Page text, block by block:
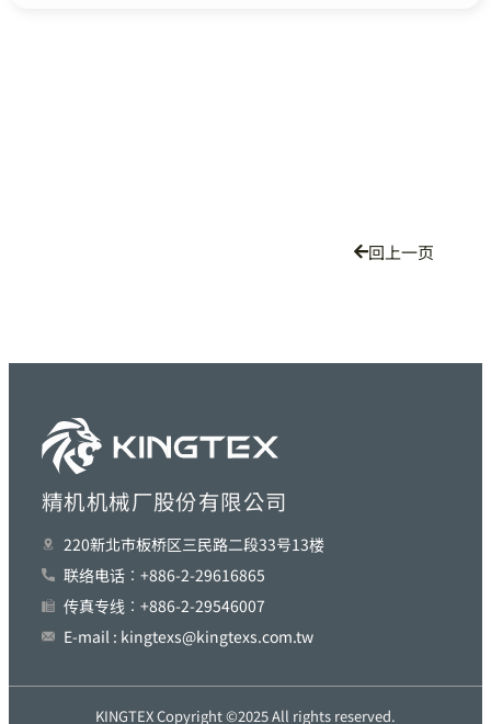
回上一页
精机机械厂股份有限公司
220新北巿板桥区三民路二段33号13楼
联络电话︰+886-2-29616865
传真专线︰+886-2-29546007
E-mail : kingtexs@kingtexs.com.tw
KINGTEX Copyright ©2025 All rights reserved.